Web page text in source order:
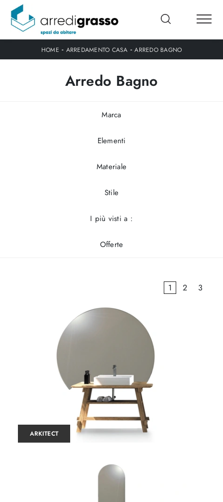
HOME - ARREDAMENTO CASA -ARREDO BAGNO
Arredo Bagno
Marca
Elementi
Materiale
Stile
I più visti a :
Offerte
1 2 3
ARKITECT